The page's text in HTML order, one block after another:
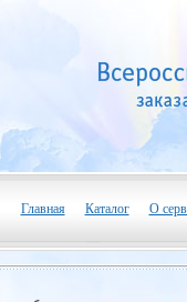
Главная Каталог О